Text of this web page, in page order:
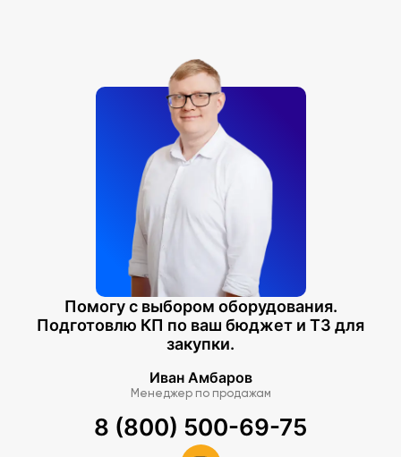
Помогу с выбором оборудования.
Подготовлю КП по ваш бюджет и ТЗ для
закупки.
Иван Амбаров
Менеджер по продажам
8 (800) 500-69-75